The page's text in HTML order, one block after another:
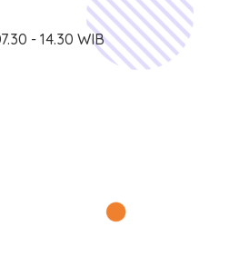
- 14.30 WIB